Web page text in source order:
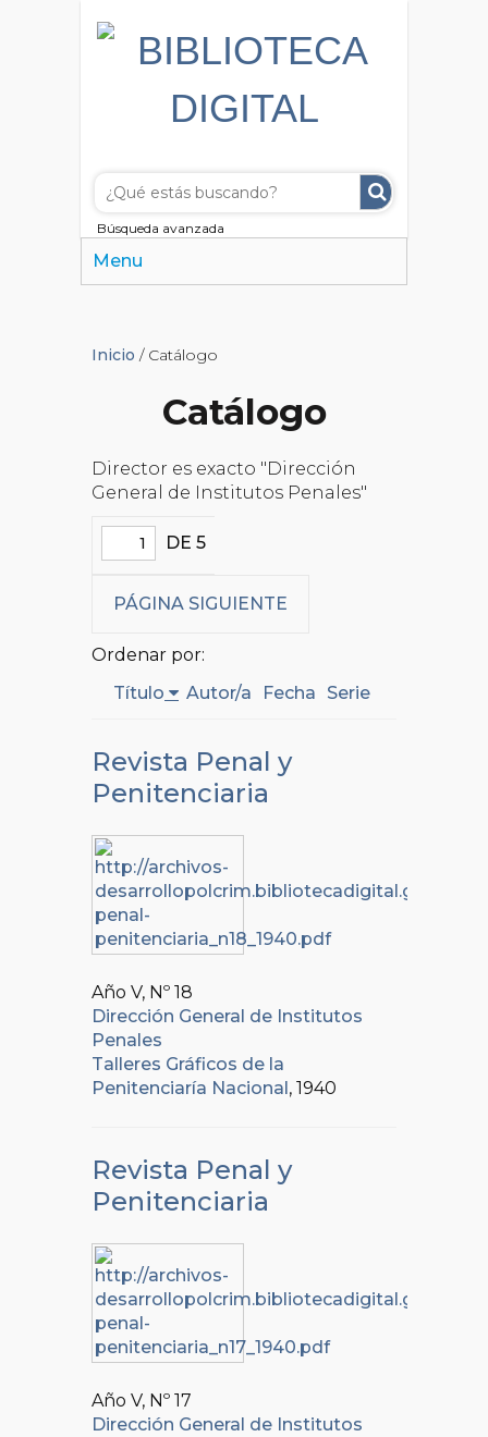
Búsqueda avanzada
Menu
Inicio / Catálogo
Catálogo
Director es exacto "Dirección
General de Institutos Penales"
DE 5
PÁGINA SIGUIENTE
Ordenar por:
Título
Autor/a Fecha Serie
Revista Penal y
Penitenciaria
Año V, Nº 18
Dirección General de Institutos
Penales
Talleres Gráficos de la
Penitenciaría Nacional , 1940
Revista Penal y
Penitenciaria
Año V, Nº 17
Dirección General de Institutos